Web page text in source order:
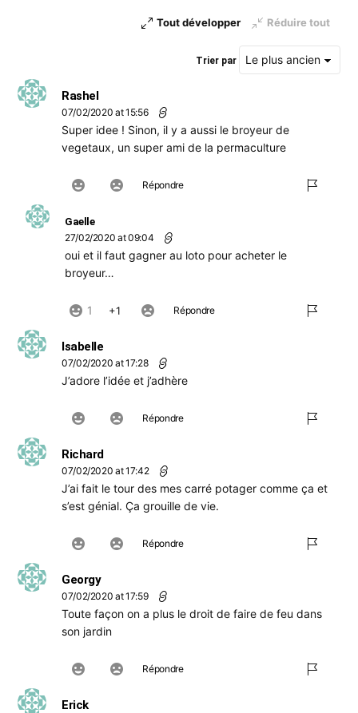
Tout développer Réduire tout
Trier par
Rashel
07/02/2020 at 15:56
Super idee ! Sinon, il y a aussi le broyeur de
vegetaux, un super ami de la permaculture
Répondre
Gaelle
27/02/2020 at 09:04
oui et il faut gagner au loto pour acheter le
broyeur…
1 1 Répondre
Isabelle
07/02/2020 at 17:28
J’adore l’idée et j’adhère
Répondre
Richard
07/02/2020 at 17:42
J’ai fait le tour des mes carré potager comme ça et
s’est génial. Ça grouille de vie.
Répondre
Georgy
07/02/2020 at 17:59
Toute façon on a plus le droit de faire de feu dans
son jardin
Répondre
Erick